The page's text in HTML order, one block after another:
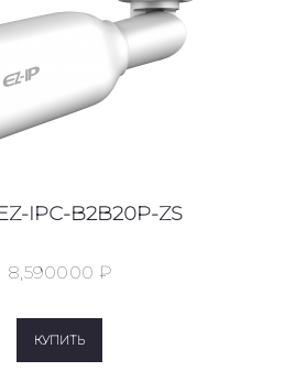
IPC-B2B20P-ZS
8,590000 ₽
КУПИТЬ